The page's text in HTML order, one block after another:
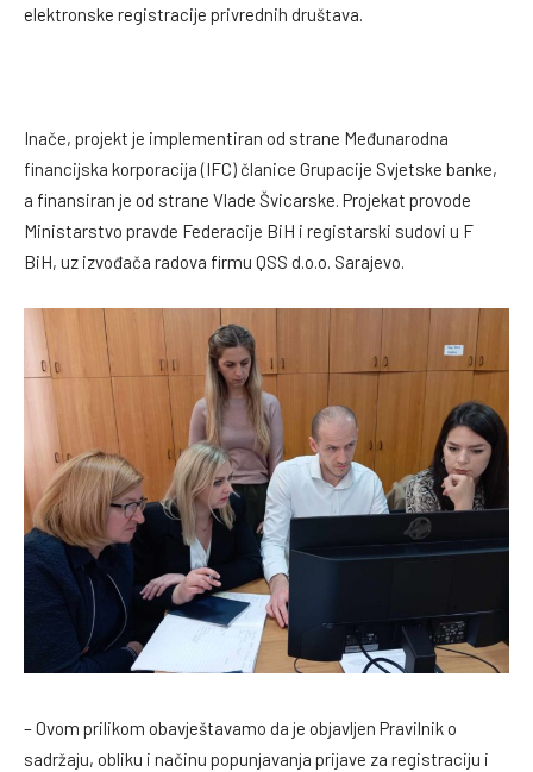
elektronske registracije privrednih društava.
Inače, projekt je implementiran od strane Međunarodna
financijska korporacija (IFC) članice Grupacije Svjetske banke,
a finansiran je od strane Vlade Švicarske. Projekat provode
Ministarstvo pravde Federacije BiH i registarski sudovi u F
BiH, uz izvođača radova firmu QSS d.o.o. Sarajevo.
– Ovom prilikom obavještavamo da je objavljen Pravilnik o
sadržaju, obliku i načinu popunjavanja prijave za registraciju i